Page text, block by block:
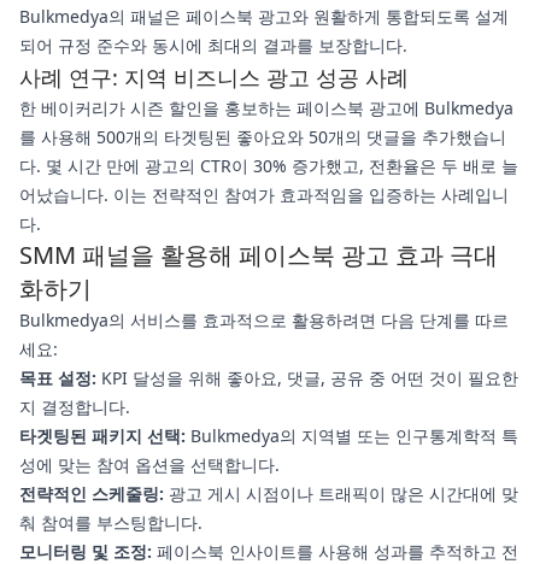
Bulkmedya의 패널은 페이스북 광고와 원활하게 통합되도록 설계
되어 규정 준수와 동시에 최대의 결과를 보장합니다.
사례 연구: 지역 비즈니스 광고 성공 사례
한 베이커리가 시즌 할인을 홍보하는 페이스북 광고에 Bulkmedya
를 사용해 500개의 타겟팅된 좋아요와 50개의 댓글을 추가했습니
다. 몇 시간 만에 광고의 CTR이 30% 증가했고, 전환율은 두 배로 늘
어났습니다. 이는 전략적인 참여가 효과적임을 입증하는 사례입니
다.
SMM 패널을 활용해 페이스북 광고 효과 극대
화하기
Bulkmedya의 서비스를 효과적으로 활용하려면 다음 단계를 따르
세요:
목표 설정: KPI 달성을 위해 좋아요, 댓글, 공유 중 어떤 것이 필요한
지 결정합니다.
타겟팅된 패키지 선택: Bulkmedya의 지역별 또는 인구통계학적 특
성에 맞는 참여 옵션을 선택합니다.
전략적인 스케줄링: 광고 게시 시점이나 트래픽이 많은 시간대에 맞
춰 참여를 부스팅합니다.
모니터링 및 조정: 페이스북 인사이트를 사용해 성과를 추적하고 전